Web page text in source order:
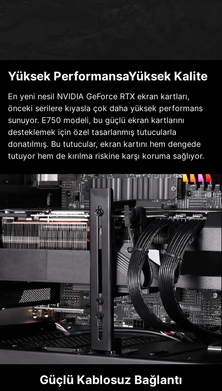
Yüksek PerformansaYüksek Kalite
En yeni nesil NVIDIA GeForce RTX ekran kartları,
önceki serilere kıyasla çok daha yüksek performans
sunuyor. E750 modeli, bu güçlü ekran kartlarını
desteklemek için özel tasarlanmış tutucularla
donatılmış. Bu tutucular, ekran kartını hem dengede
tutuyor hem de kırılma riskine karşı koruma sağlıyor.
Güçlü Kablosuz Bağlantı